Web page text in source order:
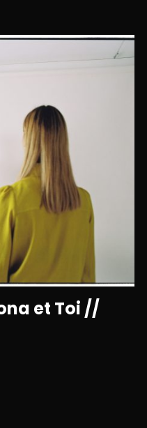
et Toi //